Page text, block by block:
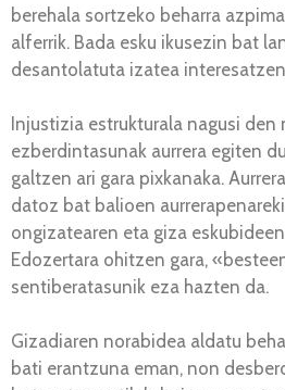
berehala sortzeko beharra
alferrik. Bada esku ikusezin bat
desantolatuta izatea
Injustizia estrukturala nagusi
ezberdintasunak aurrera egiten
galtzen ari gara pixkanaka.
datoz bat balioen
ongizatearen eta giza
Edozertara ohitzen gara,
sentiberatasunik eza hazten da.
Gizadiaren norabidea aldatu
bati erantzuna eman, non